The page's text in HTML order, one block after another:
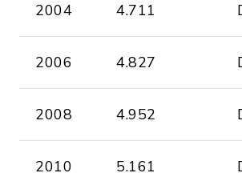
2004 4.711
2006 4.827
2008 4.952
2010 5.161